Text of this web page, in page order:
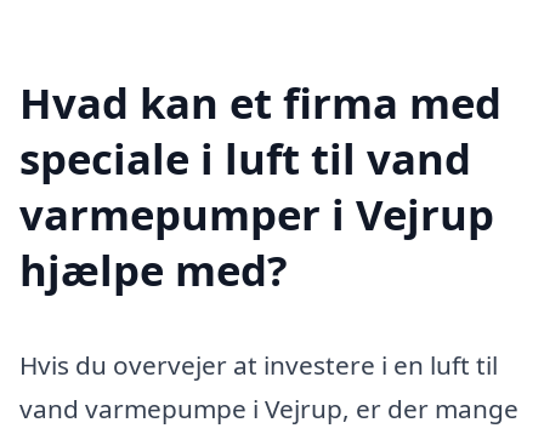
Hvad kan et firma med
speciale i luft til vand
varmepumper i Vejrup
hjælpe med?
Hvis du overvejer at investere i en luft til
vand varmepumpe i Vejrup, er der mange